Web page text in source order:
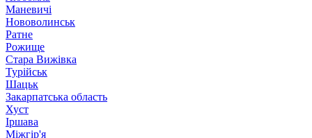
Маневичі
Нововолинськ
Ратне
Рожище
Стара Вижівка
Турійськ
Шацьк
Закарпатська область
Хуст
Іршава
Міжгір'я